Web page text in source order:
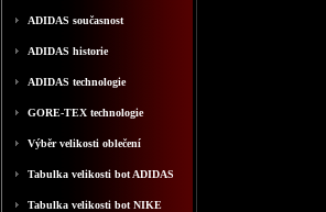
ADIDAS současnost
ADIDAS historie
ADIDAS technologie
GORE-TEX technologie
Výběr velikosti oblečení
Tabulka velikosti bot ADIDAS
Tabulka velikosti bot NIKE